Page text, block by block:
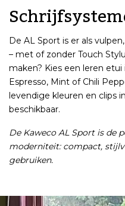
De AL Sport is er als
– met of zonder Touch
maken? Kies een leren etui
Espresso, Mint of Chili
levendige kleuren en clips
beschikbaar.
De Kaweco AL Sport is de
moderniteit: compact,
gebruiken.